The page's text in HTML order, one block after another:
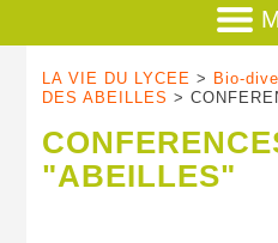
LA VIE DU LYCEE > Bio-
DES ABEILLES >
"ABEILLES"